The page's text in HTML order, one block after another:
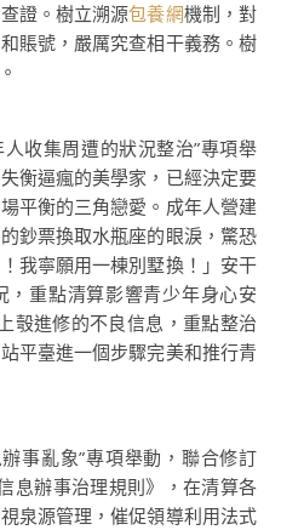
證。樹立溯源包養網機制，對
賬號，嚴厲究查相干義務。樹
收集周遭的狀況整治”專項舉
衡逼瘋的美學家，已經決定要
平衡的三角戀愛。成年人營建
鈔票換取水瓶座的眼淚，驚恐
我寧願用一棟別墅換！」安干
，重點清算影響青少年身心安
彀進修的不良信息，重點整治
平臺進一個步驟完美和推行青
事亂象”專項舉動，聯合修訂
息辦事治理規則》，在清算各
泉源管理，催促領導利用法式